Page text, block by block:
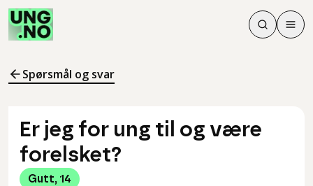
Søk
Søk
Meny
Spørsmål og svar
Er jeg for ung til og være
forelsket?
Gutt, 14